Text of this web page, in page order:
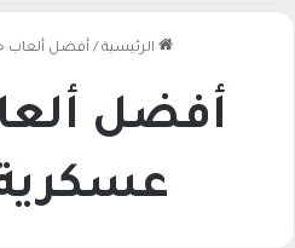
الرئيسية / أفضل ألعاب
أفضل
عسكرية